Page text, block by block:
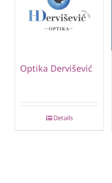
Optika Dervišević
Details